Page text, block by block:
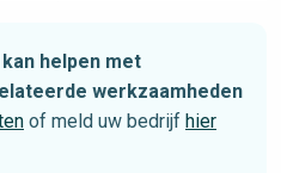
helpen met
werkzaamheden
of meld uw bedrijf hier